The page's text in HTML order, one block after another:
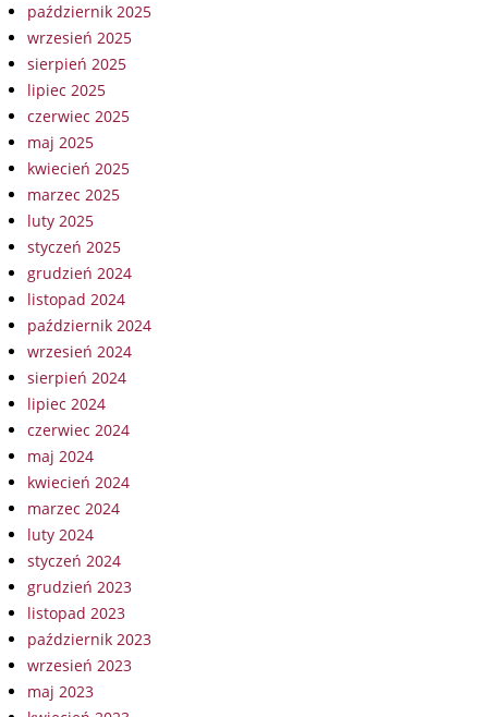
październik 2025
wrzesień 2025
sierpień 2025
lipiec 2025
czerwiec 2025
maj 2025
kwiecień 2025
marzec 2025
luty 2025
styczeń 2025
grudzień 2024
listopad 2024
październik 2024
wrzesień 2024
sierpień 2024
lipiec 2024
czerwiec 2024
maj 2024
kwiecień 2024
marzec 2024
luty 2024
styczeń 2024
grudzień 2023
listopad 2023
październik 2023
wrzesień 2023
maj 2023